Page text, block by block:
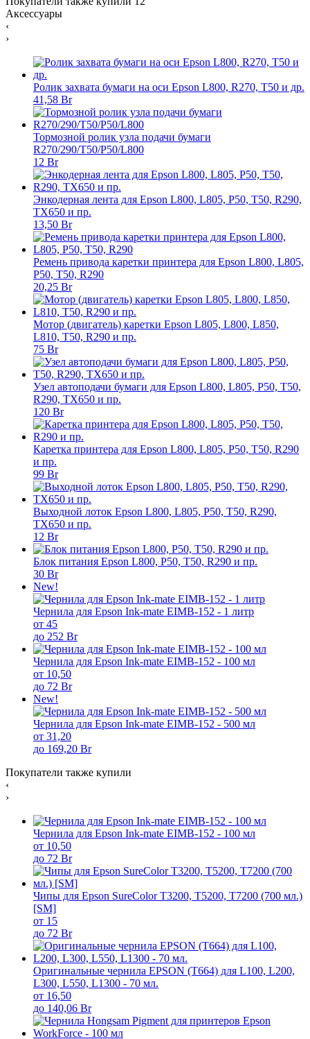
Аксессуары
‹
›
Ролик захвата бумаги на оси Epson L800, R270, T50 и др.
41,58 Br
Тормозной ролик узла подачи бумаги
R270/290/T50/P50/L800
12 Br
Энкодерная лента для Epson L800, L805, P50, T50, R290,
TX650 и пр.
13,50 Br
Ремень привода каретки принтера для Epson L800, L805,
P50, T50, R290
20,25 Br
Мотор (двигатель) каретки Epson L805, L800, L850,
L810, T50, R290 и пр.
75 Br
Узел автоподачи бумаги для Epson L800, L805, P50, T50,
R290, TX650 и пр.
120 Br
Каретка принтера для Epson L800, L805, P50, T50, R290
и пр.
99 Br
Выходной лоток Epson L800, L805, P50, T50, R290,
TX650 и пр.
12 Br
Блок питания Epson L800, P50, T50, R290 и пр.
30 Br
New!
Чернила для Epson Ink-mate EIMB-152 - 1 литр
от 45
до 252 Br
Чернила для Epson Ink-mate EIMB-152 - 100 мл
от 10,50
до 72 Br
New!
Чернила для Epson Ink-mate EIMB-152 - 500 мл
от 31,20
до 169,20 Br
Покупатели также купили
‹
›
Чернила для Epson Ink-mate EIMB-152 - 100 мл
от 10,50
до 72 Br
Чипы для Epson SureColor T3200, T5200, T7200 (700 мл.)
[SM]
от 15
до 72 Br
Оригинальные чернила EPSON (T664) для L100, L200,
L300, L550, L1300 - 70 мл.
от 16,50
до 140,06 Br